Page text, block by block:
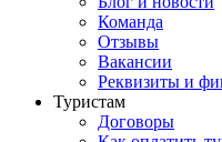
Команда
Отзывы
Вакансии
Реквизиты и
Туристам
Договоры